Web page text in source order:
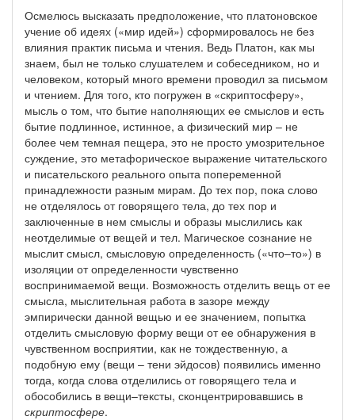
Осмелюсь высказать предположение, что платоновское
учение об идеях («мир идей») сформировалось не без
влияния практик письма и чтения. Ведь Платон, как мы
знаем, был не только слушателем и собеседником, но и
человеком, который много времени проводил за письмом
и чтением. Для того, кто погружен в «скриптосферу»,
мысль о том, что бытие наполняющих ее смыслов и есть
бытие подлинное, истинное, а физический мир – не
более чем темная пещера, это не просто умозрительное
суждение, это метафорическое выражение читательского
и писательского реального опыта попеременной
принадлежности разным мирам. До тех пор, пока слово
не отделялось от говорящего тела, до тех пор и
заключенные в нем смыслы и образы мыслились как
неотделимые от вещей и тел. Магическое сознание не
мыслит смысл, смысловую определенность («что–то») в
изоляции от определенности чувственно
воспринимаемой вещи. Возможность отделить вещь от ее
смысла, мыслительная работа в зазоре между
эмпирически данной вещью и ее значением, попытка
отделить смысловую форму вещи от ее обнаружения в
чувственном восприятии, как не тождественную, а
подобную ему (вещи – тени эйдосов) появились именно
тогда, когда слова отделились от говорящего тела и
обособились в вещи–тексты, сконцентрировавшись в
скриптосфере.